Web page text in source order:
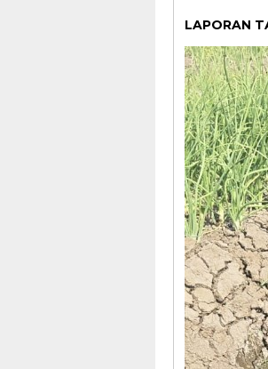
LAPORAN